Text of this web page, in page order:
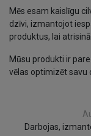
Mēs esam kaislīgu
dzīvi, izmantojot
produktus, lai
Mūsu produkti ir
vēlas optimizēt savu
Darbojas,